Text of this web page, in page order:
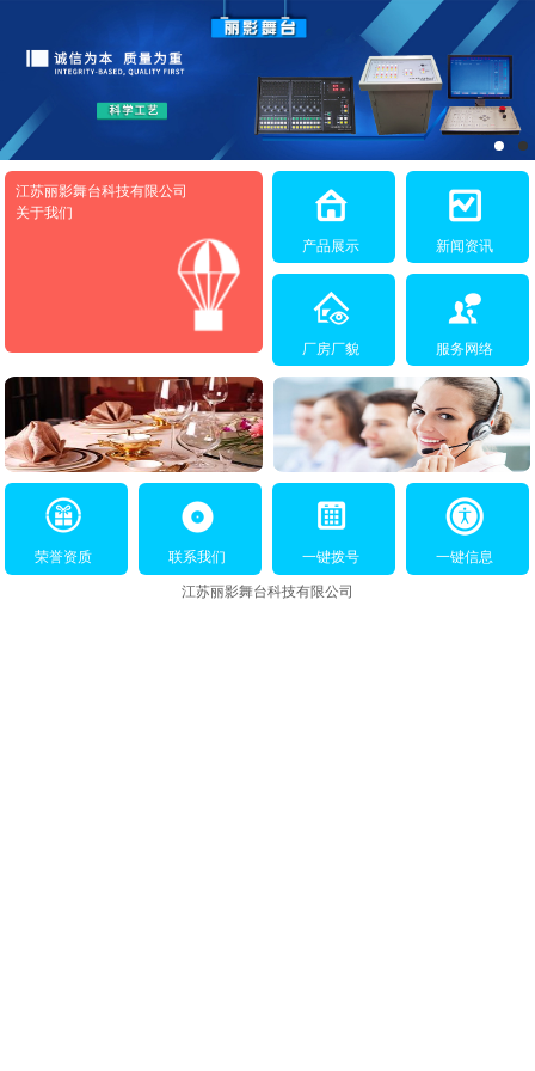
江苏丽影舞台科技有限公司
关于我们
产品展示
新闻资讯
厂房厂貌 服务网络
荣誉资质 联系我们 一键拨号 一键信息
江苏丽影舞台科技有限公司